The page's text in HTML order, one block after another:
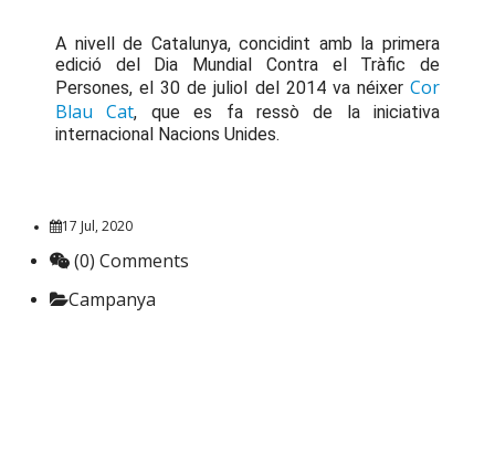
A nivell de Catalunya, concidint amb la primera
edició del Dia Mundial Contra el Tràfic de
Persones, el 30 de juliol del 2014 va néixer Cor
Blau Cat, que es fa ressò de la iniciativa
internacional Nacions Unides.
17 Jul, 2020
(0) Comments
Campanya